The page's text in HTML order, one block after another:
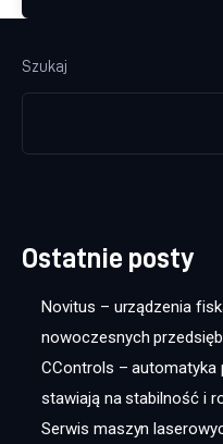
Szukaj
Ostatnie posty
Novitus – urządzenia
nowoczesnych
CControls – automatyka
stawiają na stabilność i
Serwis maszyn